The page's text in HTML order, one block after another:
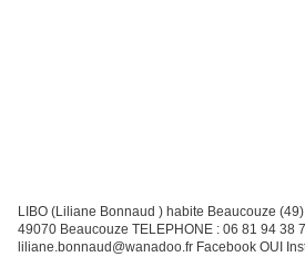
LIBO (Liliane Bonnaud ) habite Beaucouze
49070 Beaucouze TELEPHONE : 06 81 94 38
liliane.bonnaud@wanadoo.fr Facebook OUI